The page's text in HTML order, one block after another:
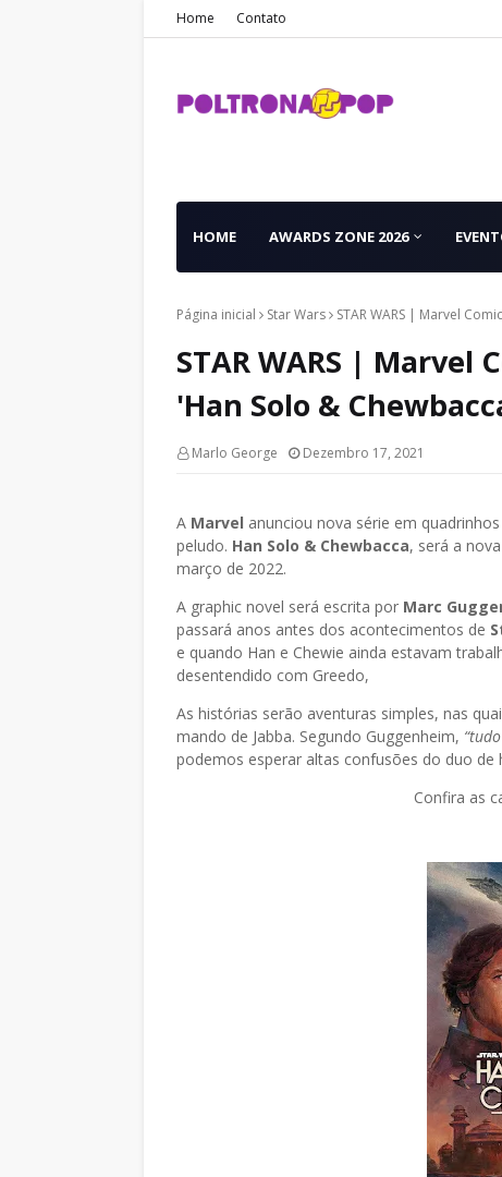
Home Contato
HOME AWARDS ZONE 2026
Página inicial Star Wars STAR WARS | Marvel
STAR WARS | Marvel
'Han Solo &
Marlo George Dezembro 17, 2021
A Marvel anunciou nova série em
peludo. Han Solo & Chewbacca, será a
março de 2022.
A graphic novel será escrita por Marc
passará anos antes dos acontecimentos de
e quando Han e Chewie ainda estavam
desentendido com Greedo,
As histórias serão aventuras simples, nas
mando de Jabba. Segundo Guggenheim,
podemos esperar altas confusões do duo de
Confira as